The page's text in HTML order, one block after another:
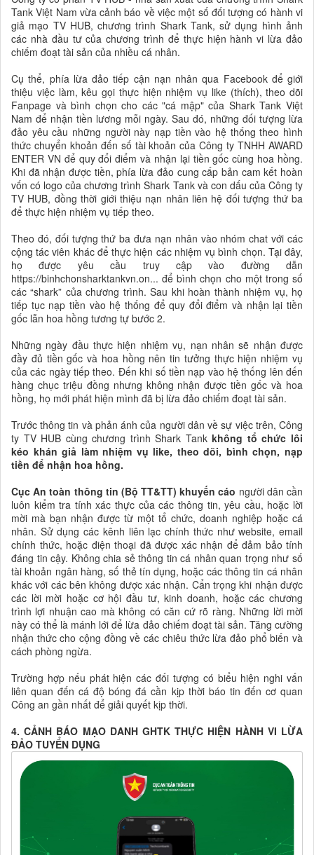
Tank Việt Nam vừa cảnh báo về việc một số đối tượng có hành vi
giả mạo TV HUB, chương trình Shark Tank, sử dụng hình ảnh
các nhà đầu tư của chương trình để thực hiện hành vi lừa đảo
chiếm đoạt tài sản của nhiều cá nhân.
Cụ thể, phía lừa đảo tiếp cận nạn nhân qua Facebook để giới
thiệu việc làm, kêu gọi thực hiện nhiệm vụ like (thích), theo dõi
Fanpage và bình chọn cho các "cá mập" của Shark Tank Việt
Nam để nhận tiền lương mỗi ngày. Sau đó, những đối tượng lừa
đảo yêu cầu những người này nạp tiền vào hệ thống theo hình
thức chuyển khoản đến số tài khoản của Công ty TNHH AWARD
ENTER VN để quy đổi điểm và nhận lại tiền gốc cùng hoa hồng.
Khi đã nhận được tiền, phía lừa đảo cung cấp bản cam kết hoàn
vốn có logo của chương trình Shark Tank và con dấu của Công ty
TV HUB, đồng thời giới thiệu nạn nhân liên hệ đối tượng thứ ba
để thực hiện nhiệm vụ tiếp theo.
Theo đó, đối tượng thứ ba đưa nạn nhân vào nhóm chat với các
cộng tác viên khác để thực hiện các nhiệm vụ bình chọn. Tại đây,
họ được yêu cầu truy cập vào đường dẫn
https://binhchonsharktankvn.on... để bình chọn cho một trong số
các “shark” của chương trình. Sau khi hoàn thành nhiệm vụ, họ
tiếp tục nạp tiền vào hệ thống để quy đổi điểm và nhận lại tiền
gốc lẫn hoa hồng tương tự bước 2.
Những ngày đầu thực hiện nhiệm vụ, nạn nhân sẽ nhận được
đầy đủ tiền gốc và hoa hồng nên tin tưởng thực hiện nhiệm vụ
của các ngày tiếp theo. Đến khi số tiền nạp vào hệ thống lên đến
hàng chục triệu đồng nhưng không nhận được tiền gốc và hoa
hồng, họ mới phát hiện mình đã bị lừa đảo chiếm đoạt tài sản.
Trước thông tin và phản ánh của người dân về sự việc trên, Công
ty TV HUB cùng chương trình Shark Tankkhông tổ chức lôi
kéo khán giả làm nhiệm vụ like, theo dõi, bình chọn, nạp
tiền để nhận hoa hồng.
Cục An toàn thông tin (Bộ TT&TT) khuyến cáo người dân cần
luôn kiểm tra tính xác thực của các thông tin, yêu cầu, hoặc lời
mời mà bạn nhận được từ một tổ chức, doanh nghiệp hoặc cá
nhân. Sử dụng các kênh liên lạc chính thức như website, email
chính thức, hoặc điện thoại đã được xác nhận để đảm bảo tính
đáng tin cậy. Không chia sẻ thông tin cá nhân quan trọng như số
tài khoản ngân hàng, số thẻ tín dụng, hoặc các thông tin cá nhân
khác với các bên không được xác nhận. Cẩn trọng khi nhận được
các lời mời hoặc cơ hội đầu tư, kinh doanh, hoặc các chương
trình lợi nhuận cao mà không có căn cứ rõ ràng. Những lời mời
này có thể là mánh lới để lừa đảo chiếm đoạt tài sản. Tăng cường
nhận thức cho cộng đồng về các chiêu thức lừa đảo phổ biến và
cách phòng ngừa.
Trường hợp nếu phát hiện các đối tượng có biểu hiện nghi vấn
liên quan đến cá độ bóng đá cần kịp thời báo tin đến cơ quan
Công an gần nhất để giải quyết kịp thời.
4. CẢNH BÁO MẠO DANH GHTK THỰC HIỆN HÀNH VI LỪA
ĐẢO TUYỂN DỤNG